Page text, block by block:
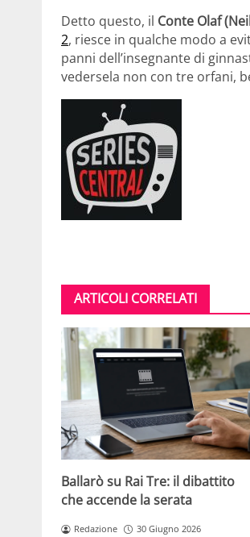
Detto questo, il Conte Olaf
2, riesce in qualche modo a
panni dell’insegnante di
vedersela non con tre orfani,
ARTICOLI CORRELATI
Ballarò su Rai Tre: il dibattito
che accende la serata
Redazione 30 Giugno 2026